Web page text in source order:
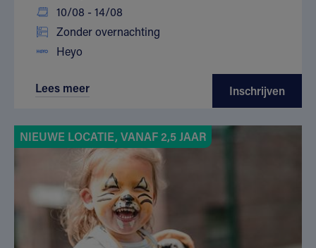
10/08 - 14/08
Zonder overnachting
Heyo
Lees meer Inschrijven
NIEUWE LOCATIE, VANAF 2,5 JAAR